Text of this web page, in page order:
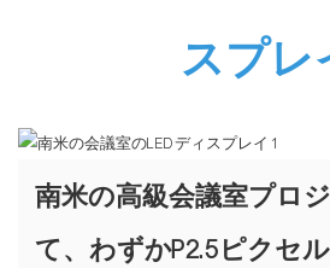
スプレ
南米の高級会議室プロ
て、わずかP2.5ピクセ